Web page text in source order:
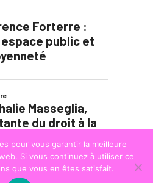
pour vous garantir la meilleure
Si vous continuez à utiliser ce
que vous en êtes satisfait.